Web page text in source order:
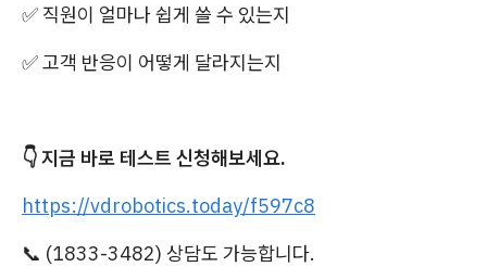
✅ 직원이 얼마나 쉽게 쓸 수 있는지
✅ 고객 반응이 어떻게 달라지는지
👇 지금 바로 테스트 신청해보세요.
https://vdrobotics.today/f597c8
📞 (1833-3482) 상담도 가능합니다.